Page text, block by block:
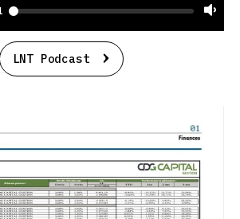
LNT Podcast